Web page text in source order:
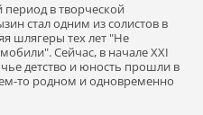
в творческой
стал одним из солистов в
шлягеры тех лет "Не
Сейчас, в начале XXI
детство и юность прошли в
то родном и одновременно